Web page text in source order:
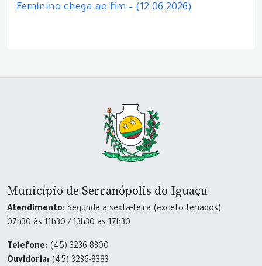
Feminino chega ao fim – (12.06.2026)
Município de Serranópolis do Iguaçu
Atendimento: Segunda a sexta-feira (exceto feriados)
07h30 às 11h30 / 13h30 às 17h30
Telefone: (45) 3236-8300
Ouvidoria: (45) 3236-8383